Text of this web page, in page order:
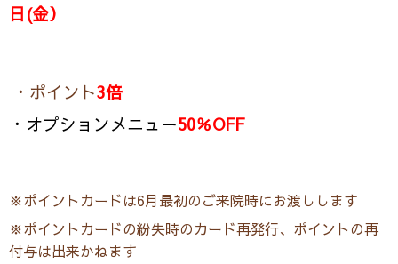
日(金）
・ポイント3倍
・オプションメニュー50％OFF
※ポイントカードは6月最初のご来院時にお渡しします
※ポイントカードの紛失時のカード再発行、ポイントの再
付与は出来かねます